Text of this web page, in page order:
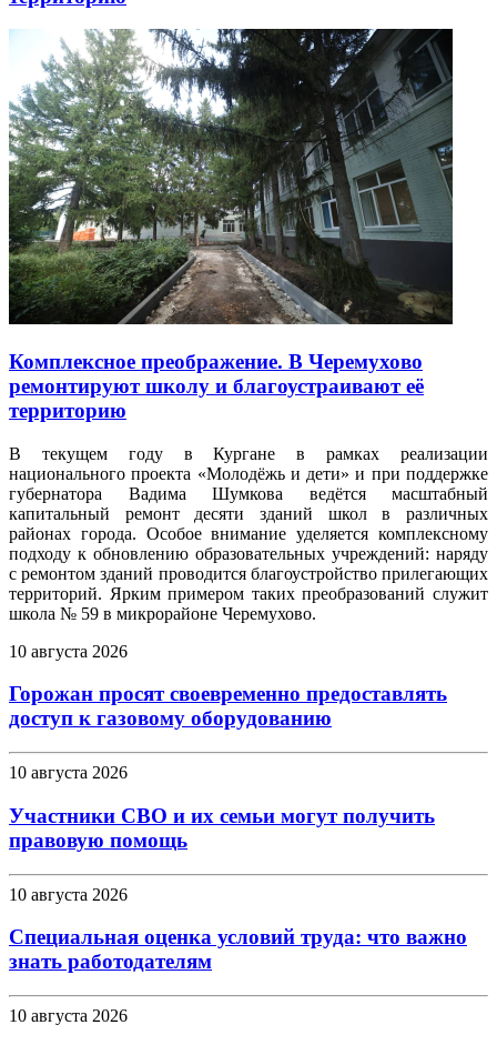
Комплексное преображение. В Черемухово
ремонтируют школу и благоустраивают её
территорию
В текущем году в Кургане в рамках реализации
национального проекта «Молодёжь и дети» и при поддержке
губернатора Вадима Шумкова ведётся масштабный
капитальный ремонт десяти зданий школ в различных
районах города. Особое внимание уделяется комплексному
подходу к обновлению образовательных учреждений: наряду
с ремонтом зданий проводится благоустройство прилегающих
территорий. Ярким примером таких преобразований служит
школа № 59 в микрорайоне Черемухово.
10 августа 2026
Горожан просят своевременно предоставлять
доступ к газовому оборудованию
10 августа 2026
Участники СВО и их семьи могут получить
правовую помощь
10 августа 2026
Специальная оценка условий труда: что важно
знать работодателям
10 августа 2026